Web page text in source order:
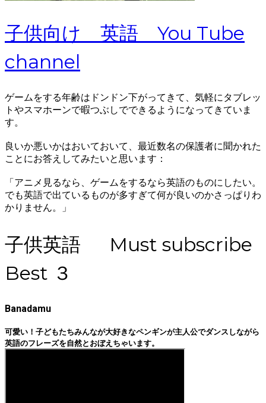
子供向け 英語 You Tube
channel
ゲームをする年齢はドンドン下がってきて、気軽にタブレッ
トやスマホーンで暇つぶしでできるようになってきていま
す。
良いか悪いかはおいておいて、最近数名の保護者に聞かれた
ことにお答えしてみたいと思います：
「アニメ見るなら、ゲームをするなら英語のものにしたい。
でも英語で出ているものが多すぎて何が良いのかさっぱりわ
かりません。」
子供英語 Must subscribe
Best ３
Banadamu
可愛い！子どもたちみんなが大好きなペンギンが主人公でダンスしながら
英語のフレーズを自然とおぼえちゃいます。